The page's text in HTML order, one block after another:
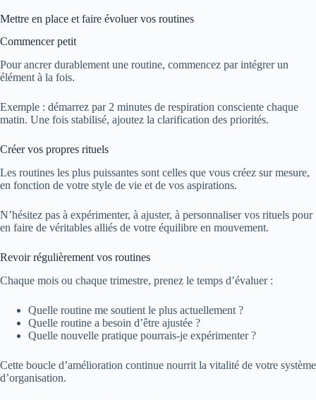
Mettre en place et faire évoluer vos routines
Commencer petit
Pour ancrer durablement une routine, commencez par intégrer un
élément à la fois.
Exemple : démarrez par 2 minutes de respiration consciente chaque
matin. Une fois stabilisé, ajoutez la clarification des priorités.
Créer vos propres rituels
Les routines les plus puissantes sont celles que vous créez sur mesure,
en fonction de votre style de vie et de vos aspirations.
N’hésitez pas à expérimenter, à ajuster, à personnaliser vos rituels pour
en faire de véritables alliés de votre équilibre en mouvement.
Revoir régulièrement vos routines
Chaque mois ou chaque trimestre, prenez le temps d’évaluer :
Quelle routine me soutient le plus actuellement ?
Quelle routine a besoin d’être ajustée ?
Quelle nouvelle pratique pourrais-je expérimenter ?
Cette boucle d’amélioration continue nourrit la vitalité de votre système
d’organisation.